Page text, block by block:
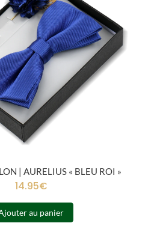
| AURELIUS « BLEU ROI »
14.95€
au panier